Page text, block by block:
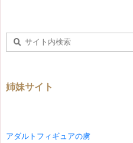
姉妹サイト
アダルトフィギュアの虜